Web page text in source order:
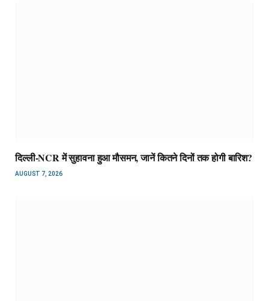
दिल्ली-NCR में सुहावना हुआ मौसमन, जानें कितने दिनों तक होगी बारिश?
AUGUST 7, 2026